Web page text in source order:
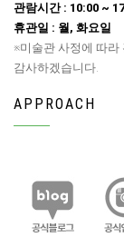
관람시간 : 10:00 ~
휴관일 : 월, 화요일
※미술관 사정에 따라
감사하겠습니다.
APPROACH